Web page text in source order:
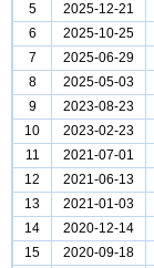
5
2025-12-21
6
2025-10-25
7
2025-06-29
8
2025-05-03
9
2023-08-23
10
2023-02-23
11
2021-07-01
12
2021-06-13
13
2021-01-03
14
2020-12-14
15
2020-09-18